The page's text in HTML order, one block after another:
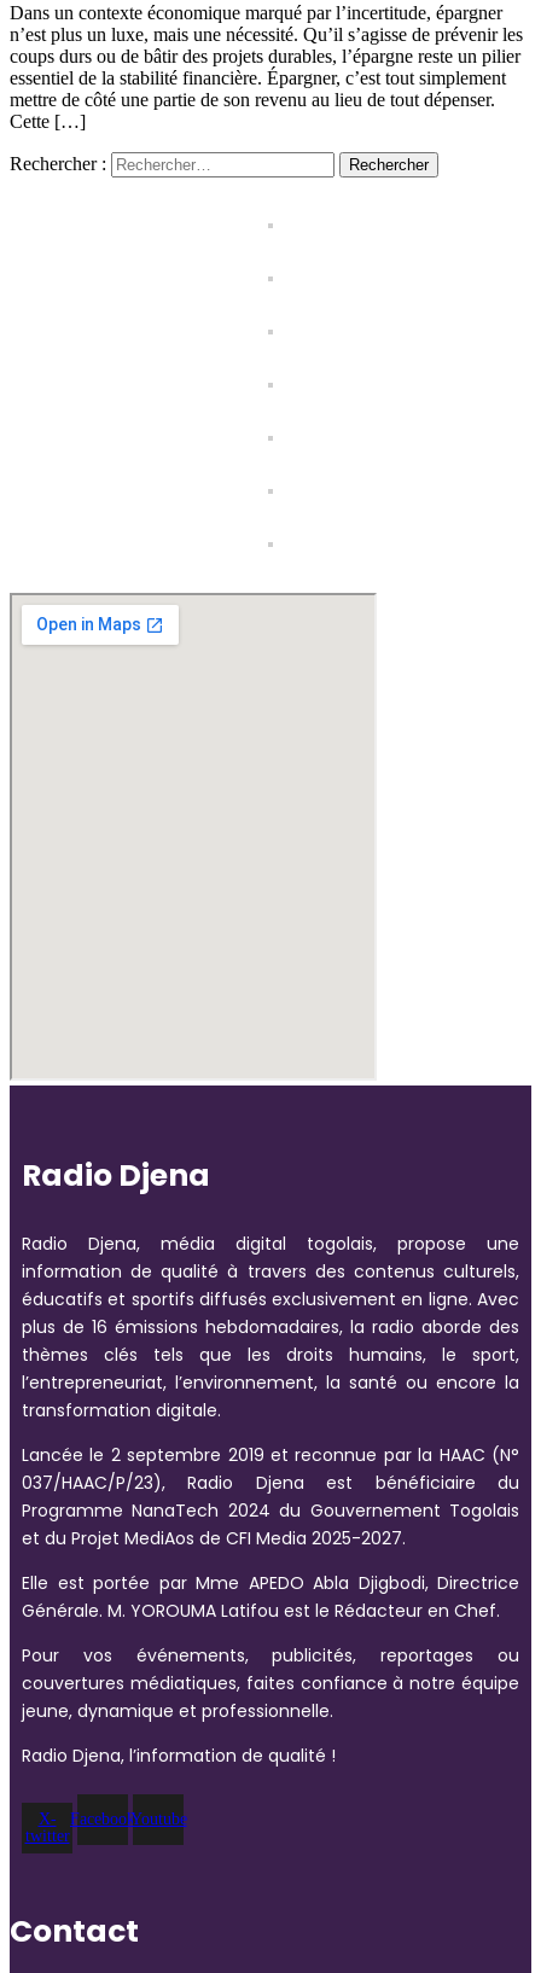
Dans un contexte économique marqué par l’incertitude, épargner
n’est plus un luxe, mais une nécessité. Qu’il s’agisse de prévenir les
coups durs ou de bâtir des projets durables, l’épargne reste un pilier
essentiel de la stabilité financière. Épargner, c’est tout simplement
mettre de côté une partie de son revenu au lieu de tout dépenser.
Cette […]
Rechercher :
Radio Djena
Radio Djena, média digital togolais, propose une
information de qualité à travers des contenus culturels,
éducatifs et sportifs diffusés exclusivement en ligne. Avec
plus de 16 émissions hebdomadaires, la radio aborde des
thèmes clés tels que les droits humains, le sport,
l’entrepreneuriat, l’environnement, la santé ou encore la
transformation digitale.
Lancée le 2 septembre 2019 et reconnue par la HAAC (N°
037/HAAC/P/23), Radio Djena est bénéficiaire du
Programme NanaTech 2024 du Gouvernement Togolais
et du Projet MediAos de CFI Media 2025-2027.
Elle est portée par Mme APEDO Abla Djigbodi, Directrice
Générale. M. YOROUMA Latifou est le Rédacteur en Chef.
Pour vos événements, publicités, reportages ou
couvertures médiatiques, faites confiance à notre équipe
jeune, dynamique et professionnelle.
Radio Djena, l’information de qualité !
X-
twitter
FacebookYoutube
Contact